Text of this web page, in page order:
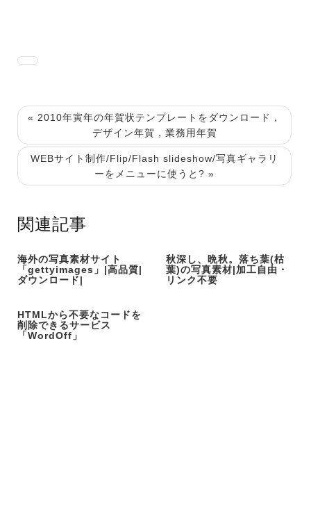
« 2010年寅年の年賀状テンプレートをダウンロード，
デザイン年賀，業務用年賀
WEBサイト制作/Flip/Flash slideshow/写真ギャラリ
ーをメニューに使うと? »
関連記事
海外の写真素材サイト
「gettyimages」|高品質|
ダウンロード|
秋深し、晩秋。落ち葉(枯
葉)の写真素材|加工自由・
リンク不要
HTMLから不要なコードを
削除できるサービス
「WordOff」